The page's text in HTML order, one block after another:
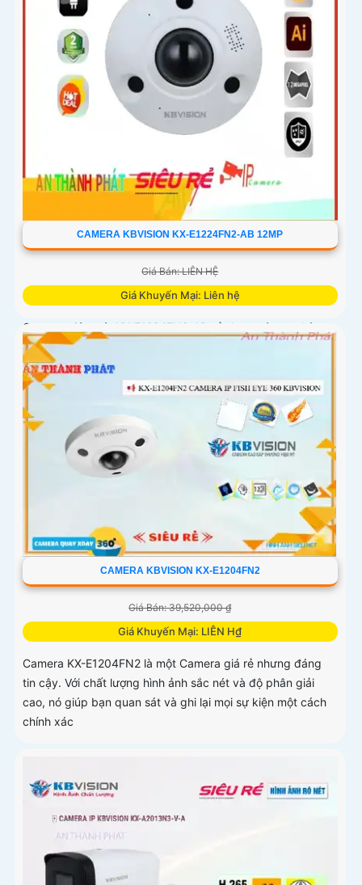
CAMERA KBVISION KX-E1224FN2-AB 12MP
Giá Bán: LIÊN HỆ
Giá Khuyến Mại: Liên hệ
Camera giám sát KX-E1224FN2-AB sử dụng công nghệ
Starlight tiên tiến, có khả năng giám sát tốt trong môi
trường thiếu ánh sáng. Với độ phân giải HD IP, sản phẩm
này mang lại hình ảnh chất lượng cao, rõ nét
CAMERA KBVISION KX-E1204FN2
Giá Bán: 39,520,000 ₫
Giá Khuyến Mại: LIÊN H₫
Camera KX-E1204FN2 là một Camera giá rẻ nhưng đáng
tin cậy. Với chất lượng hình ảnh sắc nét và độ phân giải
cao, nó giúp bạn quan sát và ghi lại mọi sự kiện một cách
chính xác